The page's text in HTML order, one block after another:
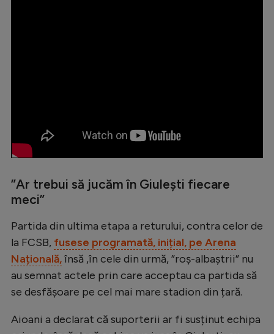
”Ar trebui să jucăm în Giulești fiecare
meci”
Partida din ultima etapa a returului, contra celor de
la FCSB, fusese programată, inițial, pe Arena
Națională,însă ,în cele din urmă, ”roș-albaștrii” nu
au semnat actele prin care acceptau ca partida să
se desfășoare pe cel mai mare stadion din țară.
Aioani a declarat că suporterii ar fi susținut echipa